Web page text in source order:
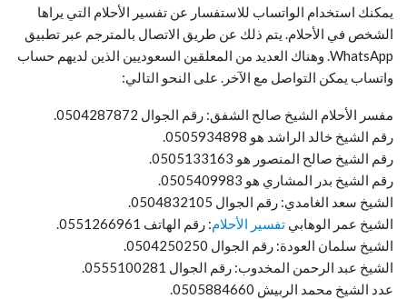
يمكنك استخدام الواتساب للاستفسار عن تفسير الأحلام التي يراها
الشخص في الأحلام. يتم ذلك عن طريق الاتصال بالمترجم عبر تطبيق
WhatsApp. وهناك العديد من المعلقين السعوديين الذين لديهم حساب
واتساب يمكن التواصل مع الآخر. على النحو التالي:
مفسر الأحلام الشيخ صالح الشفق: رقم الجوال 0504287872.
رقم الشيخ خالد الراشد هو 0505934898.
رقم الشيخ صالح المنصور هو 0505133163.
رقم الشيخ بدر المشاري هو 0505409983.
الشيخ سعد الغامدي: رقم الجوال 0504832105.
الشيخ عمر الوهابي تفسير الأحلام: رقم الهاتف 0551266961.
الشيخ سلمان العودة: رقم الجوال 0504250250.
الشيخ عبد الرحمن المخدوب: رقم الجوال 0555100281.
عدد الشيخ محمد الربيش 0505884660.